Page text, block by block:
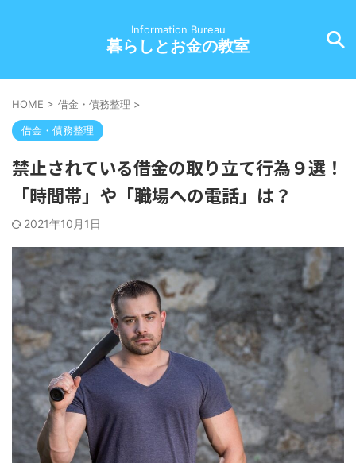
Information Bureau
暮らしとお金の教室
HOME > 借金・債務整理 >
借金・債務整理
禁止されている借金の取り立て行為９選！
「時間帯」や「職場への電話」は？
2021年10月1日